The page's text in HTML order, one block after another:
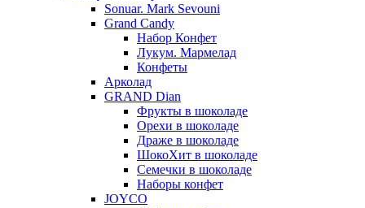
Sonuar. Mark Sevouni
Grand Candy
Набор Конфет
Лукум. Мармелад
Конфеты
Арколад
GRAND Dian
Фрукты в шоколаде
Орехи в шоколаде
Драже в шоколаде
ШокоХит в шоколаде
Семечки в шоколаде
Наборы конфет
JOYCO